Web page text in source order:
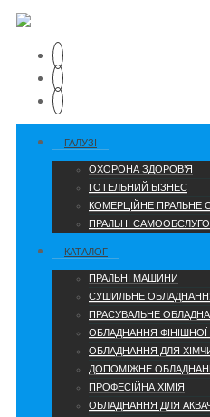
ГАЛУЗІ
ОХОРОНА ЗДОРОВ’Я
ГОТЕЛЬНИЙ БІЗНЕС
КОМЕРЦІЙНЕ ПРАЛЬНЕ
ПРАЛЬНІ
КАТАЛОГ
ПРАЛЬНІ МАШИНИ
СУШИЛЬНЕ
ПРАСУВАЛЬНЕ
ОБЛАДНАННЯ
ОБЛАДНАННЯ ДЛЯ
ДОПОМІЖНЕ
ПРОФЕСІЙНА ХІМІЯ
ОБЛАДНАННЯ ДЛЯ